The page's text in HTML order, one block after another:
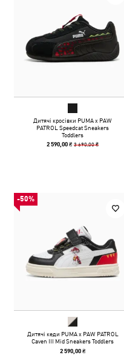
Дитячі кросівки PUMA x PAW
PATROL Speedcat Sneakers
Toddlers
2 590,00 ₴3 690,00 ₴
-50%
Дитячі кеди PUMA x PAW PATROL
Caven III Mid Sneakers Toddlers
2 590,00 ₴